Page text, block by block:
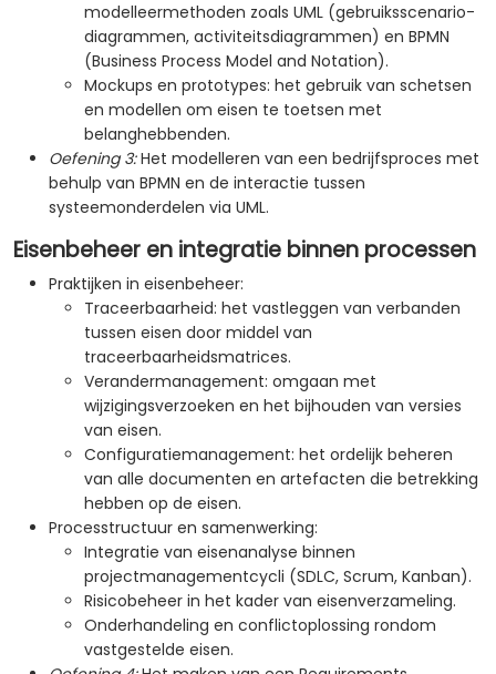
modelleermethoden zoals UML (gebruiksscenario-
diagrammen, activiteitsdiagrammen) en BPMN
(Business Process Model and Notation).
Mockups en prototypes: het gebruik van schetsen
en modellen om eisen te toetsen met
belanghebbenden.
Oefening 3:Het modelleren van een bedrijfsproces met
behulp van BPMN en de interactie tussen
systeemonderdelen via UML.
Eisenbeheer en integratie binnen processen
Praktijken in eisenbeheer:
Traceerbaarheid: het vastleggen van verbanden
tussen eisen door middel van
traceerbaarheidsmatrices.
Verandermanagement: omgaan met
wijzigingsverzoeken en het bijhouden van versies
van eisen.
Configuratiemanagement: het ordelijk beheren
van alle documenten en artefacten die betrekking
hebben op de eisen.
Processtructuur en samenwerking:
Integratie van eisenanalyse binnen
projectmanagementcycli (SDLC, Scrum, Kanban).
Risicobeheer in het kader van eisenverzameling.
Onderhandeling en conflictoplossing rondom
vastgestelde eisen.